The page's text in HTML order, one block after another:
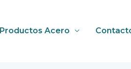
Productos Acero